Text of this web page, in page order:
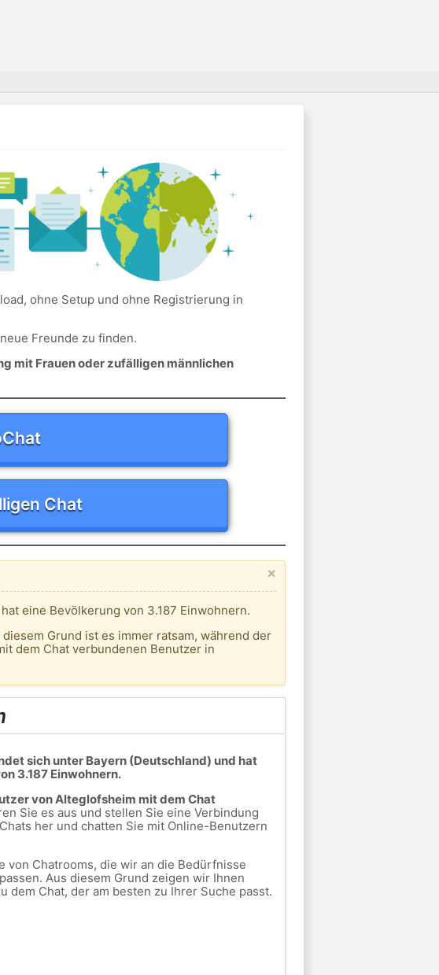
ohne Setup und ohne Registrierung in
Freunde zu finden.
mit Frauen oder zufälligen männlichen
Chat
×
eine Bevölkerung von 3.187 Einwohnern.
Grund ist es immer ratsam, während der
dem Chat verbundenen Benutzer in
sich unter Bayern (Deutschland) und hat
3.187 Einwohnern.
von Alteglofsheim mit dem Chat
Sie es aus und stellen Sie eine Verbindung
her und chatten Sie mit Online-Benutzern
von Chatrooms, die wir an die Bedürfnisse
Aus diesem Grund zeigen wir Ihnen
dem Chat, der am besten zu Ihrer Suche passt.